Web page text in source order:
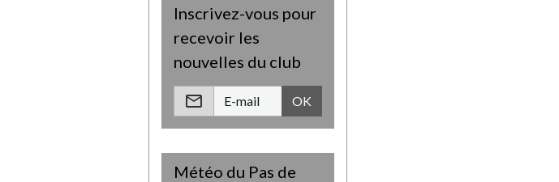
Inscrivez-vous pour
recevoir les
nouvelles du club
OK
Météo du Pas de